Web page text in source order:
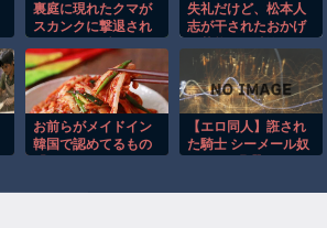
裏庭に現れたクマが
スカンクに撃退され
失礼だけど、松本人
志が干されたおかげ
た感じするよな
お前らがメイドイン
韓国で認めてるもの
【エロ同人】誑され
た騎士 シーメール奴